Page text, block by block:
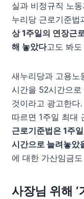
실과 비정규직 노
누리당 근로기준법
상 1주일의 연장근
해 놓았다고도 봐
새누리당과 고용노
시간을 52시간으
것이라고 광고한다
따르면 1주일 최대
근로기준법은 1주
시간으로 늘려놓았
에 대한 가산임금
사장님 위해 ‘